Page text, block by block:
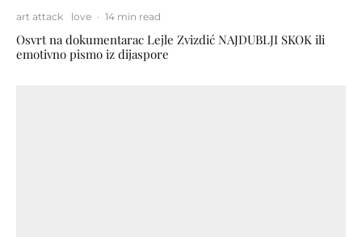
art attack love · 14 min read
Osvrt na dokumentarac Lejle Zvizdić NAJDUBLJI SKOK ili
emotivno pismo iz dijaspore